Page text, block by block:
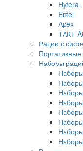
Hytera
Entel
Apex
ТАКТ
Рации с
Наборы